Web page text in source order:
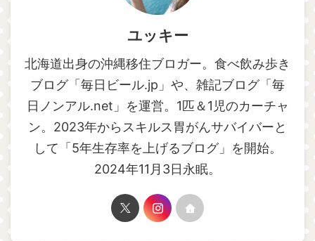
ユッキー
北海道出身の沖縄移住ブロガー。食べ飲み歩き
ブログ「毎日ビール.jp」や、雑記ブログ「毎
日ノンアル.net」を運営。1匹＆1児のカーチャ
ン。2023年からスキルス胃がんサバイバーと
して「5年生存率を上げるブログ」を開始。
2024年11月3日永眠。